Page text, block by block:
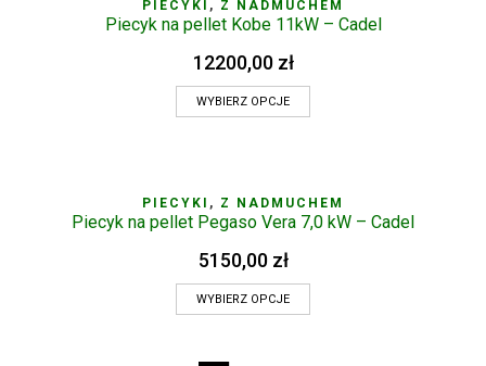
PIECYKI , Z NADMUCHEM
Piecyk na pellet Kobe 11kW – Cadel
12200,00 zł
WYBIERZ OPCJE
PIECYKI , Z NADMUCHEM
Piecyk na pellet Pegaso Vera 7,0 kW – Cadel
5150,00 zł
WYBIERZ OPCJE